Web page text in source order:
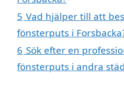
5 Vad hjälper till att
fönsterputs i
6 Sök efter en
fönsterputs i andra